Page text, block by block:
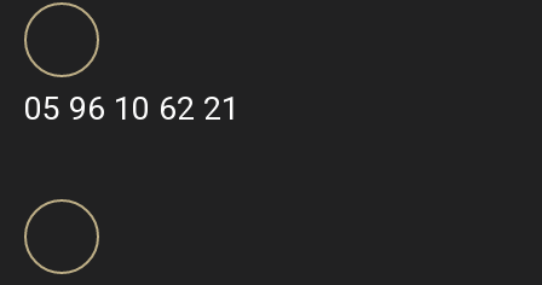
05 96 10 62 21